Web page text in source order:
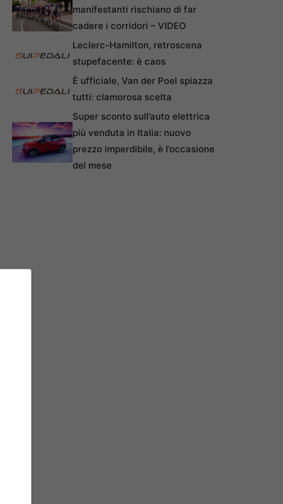
manifestanti rischiano di far
cadere i corridori – VIDEO
Leclerc-Hamilton, retroscena
stupefacente: è caos
È ufficiale, Van der Poel spiazza
tutti: clamorosa scelta
Super sconto sull’auto elettrica
più venduta in Italia: nuovo
prezzo imperdibile, è l’occasione
del mese